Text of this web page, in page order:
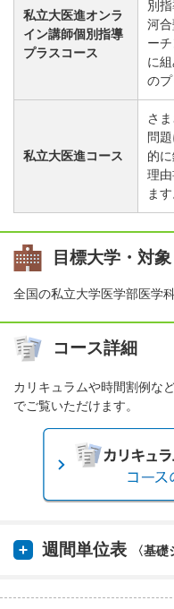
私立大医進オンラ
イン講師個別指導
プラスコース
別
河
ー
に
のプ
私立大医進コース
さ
問
的
理
ます
目標大学・対象
全国の私立大学医学部医学
コース詳細
カリキュラムや時間割例な
でご覧いただけます。
週間単位表 〈基